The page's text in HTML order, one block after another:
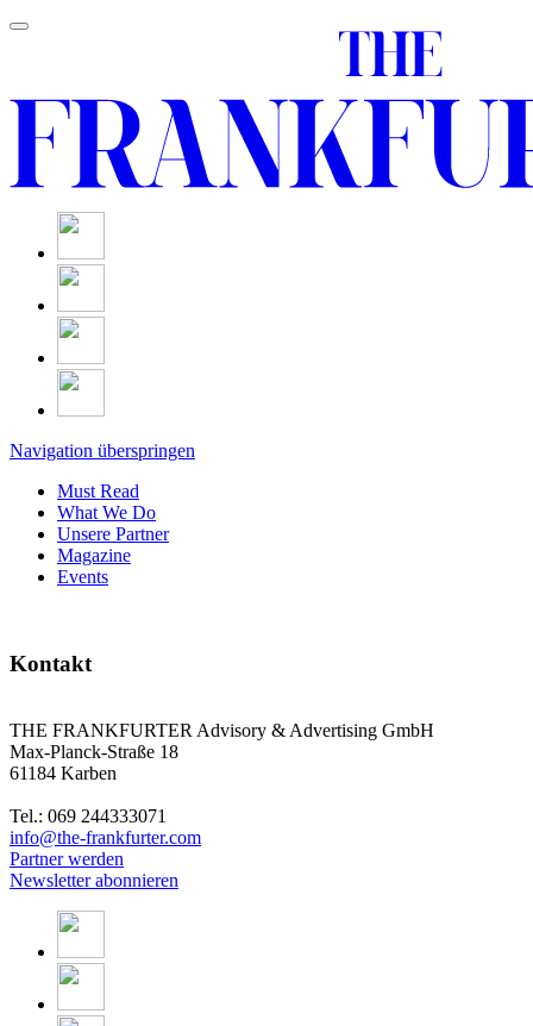
Navigation überspringen
Must Read
What We Do
Unsere Partner
Magazine
Events
Kontakt
THE FRANKFURTER Advisory & Advertising GmbH
Max-Planck-Straße 18
61184 Karben
Tel.: 069 244333071
info@the-frankfurter.com
Partner werden
Newsletter abonnieren